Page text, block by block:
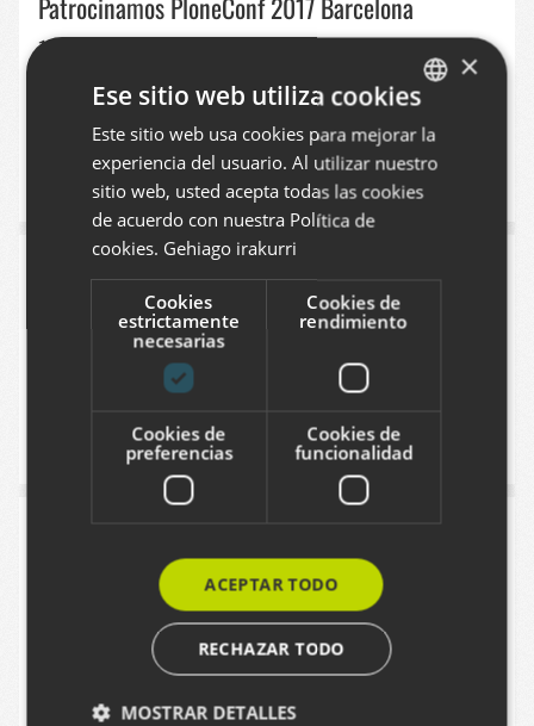
14/09/2017
MIKEL LARREATEGI
Sitio web internacional: el reto multilingüe
06/11/2015
GARI ARAOLAZA
Microsites, herramienta para trabajar diseños y
contenidos diferenciados
BASQUE
SPANISH
×
Ese sitio web utiliza cookies
Este sitio web usa cookies para mejorar la
experiencia del usuario. Al utilizar nuestro
sitio web, usted acepta todas las cookies
de acuerdo con nuestra Política de
cookies. Gehiago irakurri
Cookies
estrictamente
necesarias
Cookies de
rendimiento
Cookies de
preferencias
Cookies de
funcionalidad
ACEPTAR TODO
RECHAZAR TODO
MOSTRAR DETALLES